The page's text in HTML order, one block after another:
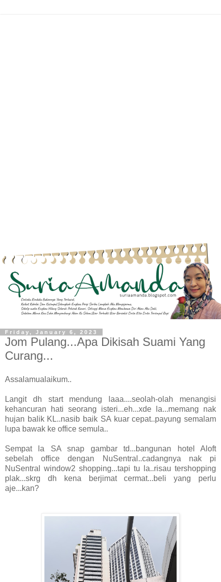
Friday, January 6, 2023
Jom Pulang...Apa Dikisah Suami Yang
Curang...
Assalamualaikum..
Langit dh start mendung laaa....seolah-olah menangisi
kehancuran hati seorang isteri...eh...xde la...memang nak
hujan balik KL..nasib baik SA kuar cepat..payung semalam
lupa bawak ke office semula..
Sempat la SA snap gambar td...bangunan hotel Aloft
sebelah office dengan NuSentral..cadangnya nak pi
NuSentral window2 shopping...tapi tu la..risau tershopping
plak...skrg dh kena berjimat cermat...beli yang perlu
aje...kan?